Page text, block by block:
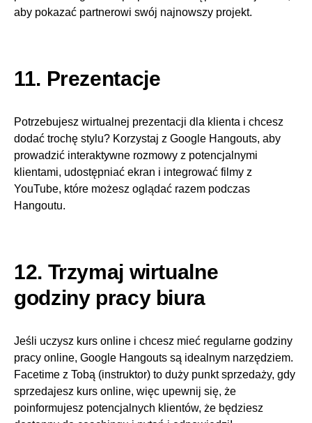
aby pokazać partnerowi swój najnowszy projekt.
11. Prezentacje
Potrzebujesz wirtualnej prezentacji dla klienta i chcesz
dodać trochę stylu? Korzystaj z Google Hangouts, aby
prowadzić interaktywne rozmowy z potencjalnymi
klientami, udostępniać ekran i integrować filmy z
YouTube, które możesz oglądać razem podczas
Hangoutu.
12. Trzymaj wirtualne
godziny pracy biura
Jeśli uczysz kurs online i chcesz mieć regularne godziny
pracy online, Google Hangouts są idealnym narzędziem.
Facetime z Tobą (instruktor) to duży punkt sprzedaży, gdy
sprzedajesz kurs online, więc upewnij się, że
poinformujesz potencjalnych klientów, że będziesz